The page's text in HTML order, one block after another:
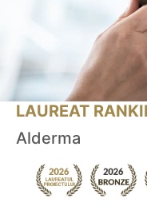
LAUREAT
Alderma